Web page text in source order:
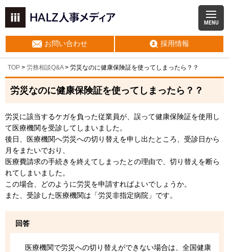
MENU
お問い合わせ 採用情報
TOP > 労務相談Q&A> 労災なのに健康保険証を使ってしまったら？？
労災なのに健康保険証を使ってしまったら？？
労災に該当するケガを負った従業員が、誤って健康保険証を使用し
て医療機関を受診してしまいました。
後日、医療機関へ労災への切り替えを申し出たところ、受診日から
月をまたいでおり、
医療費請求の手続きを終えてしまったとの理由で、切り替えを断ら
れてしまいました。
この場合、どのように労災を申請すればよいでしょうか。
また、受診した医療機関は「労災非指定病院」です。
回答
医療機関で労災への切り替えができない場合は、全国健康